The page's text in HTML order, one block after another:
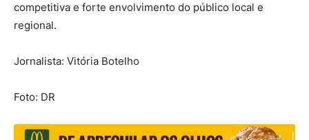
competitiva e forte envolvimento do público local e
regional.
Jornalista: Vitória Botelho
Foto: DR